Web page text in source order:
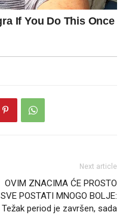
Next article
OVIM ZNACIMA ĆE PROSTO
SVE POSTATI MNOGO BOLJE:
Težak period je završen, sada